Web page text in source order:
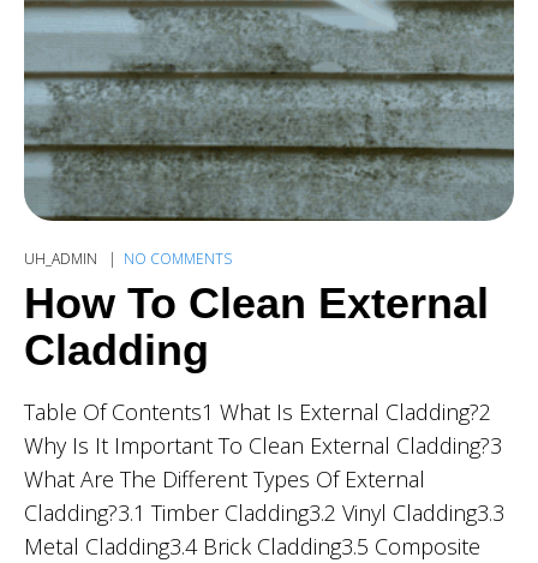
UH_ADMIN NO COMMENTS
How To Clean External
Cladding
Table Of Contents1 What Is External Cladding?2
Why Is It Important To Clean External Cladding?3
What Are The Different Types Of External
Cladding?3.1 Timber Cladding3.2 Vinyl Cladding3.3
Metal Cladding3.4 Brick Cladding3.5 Composite